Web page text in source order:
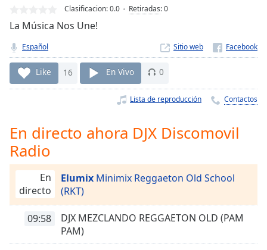
0.00%
TypeLIVE
Seek to
live,
currently
Time-
1x
Rate
Chapters
Chapters
Clasificacion:0.0 Retiradas:0
La Música Nos Une!
Español Sitio web
Like 16 En Vivo 0
Lista de reproducción Contactos
En directo ahora DJX Discomovil
Radio
En
directo
Elumix Minimix Reggaeton Old School
(RKT)
09:58
DJX MEZCLANDO REGGAETON OLD (PAM
PAM)